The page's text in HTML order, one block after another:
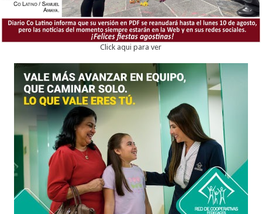
Click aqui para ver